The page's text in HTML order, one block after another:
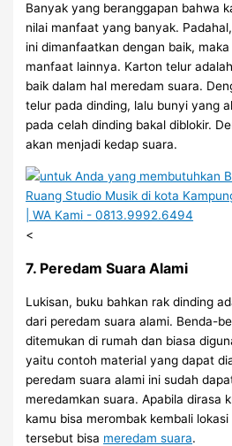
Banyak yang beranggapan bahwa
nilai manfaat yang banyak.
ini dimanfaatkan dengan baik,
manfaat lainnya. Karton telur
baik dalam hal meredam suara.
telur pada dinding, lalu bunyi yang
pada celah dinding bakal diblokir.
akan menjadi kedap suara.
<
7. Peredam Suara Alami
Lukisan, buku bahkan rak dinding
dari peredam suara alami. Benda-
ditemukan di rumah dan biasa
yaitu contoh material yang dapat
peredam suara alami ini sudah
meredamkan suara. Apabila dirasa
kamu bisa merombak kembali
tersebut bisa meredam suara.